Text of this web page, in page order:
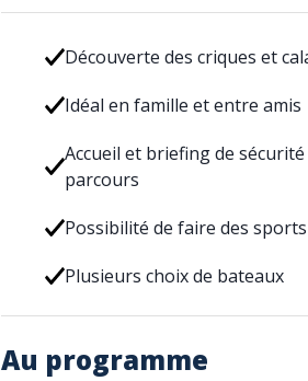
Découverte des criques et
Idéal en famille et entre amis
Accueil et briefing de
parcours
Possibilité de faire des
Plusieurs choix de bateaux
Au programme